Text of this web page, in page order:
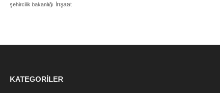
şehircilik bakanlığı İnşaat
KATEGORILER